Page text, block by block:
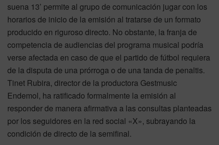
suena 13’ permite al grupo de comunicación jugar con los
horarios de inicio de la emisión al tratarse de un formato
producido en riguroso directo. No obstante, la franja de
competencia de audiencias del programa musical podría
verse afectada en caso de que el partido de fútbol requiera
de la disputa de una prórroga o de una tanda de penaltis.
Tinet Rubira, director de la productora Gestmusic
Endemol, ha ratificado formalmente la emisión al
responder de manera afirmativa a las consultas planteadas
por los seguidores en la red social «X», subrayando la
condición de directo de la semifinal.